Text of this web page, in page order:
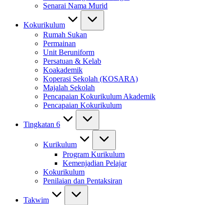
Senarai Nama Murid
Kokurikulum
Rumah Sukan
Permainan
Unit Beruniform
Persatuan & Kelab
Koakademik
Koperasi Sekolah (KOSARA)
Majalah Sekolah
Pencapaian Kokurikulum Akademik
Pencapaian Kokurikulum
Tingkatan 6
Kurikulum
Program Kurikulum
Kemenjadian Pelajar
Kokurikulum
Penilaian dan Pentaksiran
Takwim